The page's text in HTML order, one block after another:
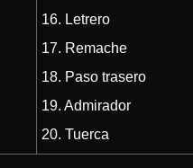
16. Letrero
17. Remache
18. Paso trasero
19. Admirador
20. Tuerca